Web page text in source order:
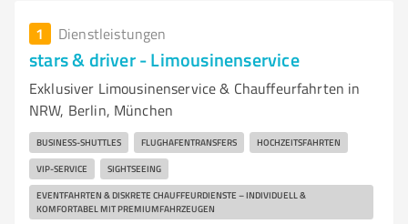
1 Dienstleistungen
stars & driver - Limousinenservice
Exklusiver Limousinenservice & Chauffeurfahrten in
NRW, Berlin, München
BUSINESS-SHUTTLES FLUGHAFENTRANSFERS HOCHZEITSFAHRTEN
VIP-SERVICE SIGHTSEEING
EVENTFAHRTEN & DISKRETE CHAUFFEURDIENSTE – INDIVIDUELL &
KOMFORTABEL MIT PREMIUMFAHRZEUGEN